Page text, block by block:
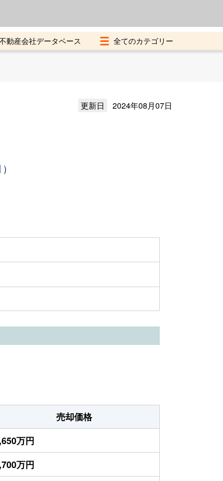
動産会社データベース
更新日 2024年08月07日
売却価格
万円
万円